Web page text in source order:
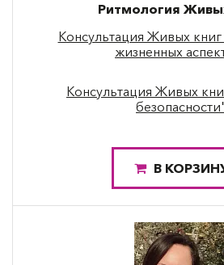
Ритмология
Консультация Живых
жизненных
Консультация Живых
безопасности"
В